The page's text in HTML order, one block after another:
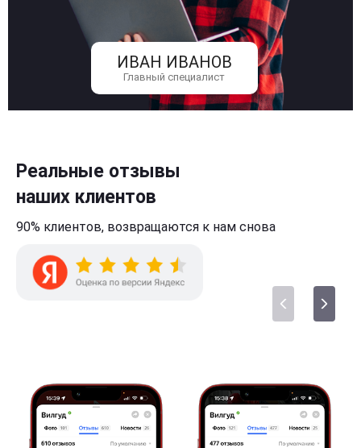
ИВАН ИВАНОВ
Главный специалист
Реальные отзывы
наших клиентов
90% клиентов, возвращаются к нам снова